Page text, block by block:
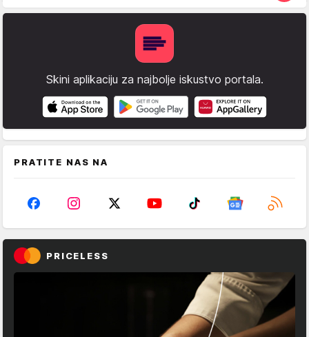
Skini aplikaciju za najbolje iskustvo portala.
PRATITE NAS NA
PRICELESS